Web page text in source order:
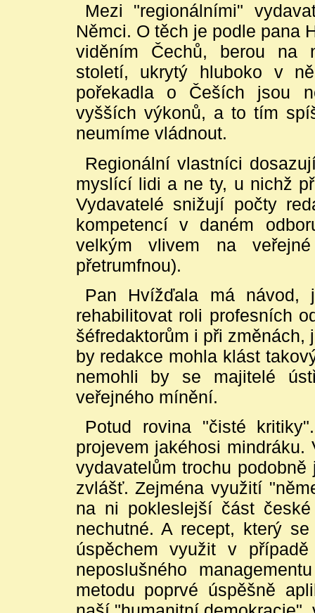
Mezi "regionálními"
Němci. O těch je podle pana
viděním Čechů, berou na
století, ukrytý hluboko v
pořekadla o Češích jsou
vyšších výkonů, a to tím
neumíme vládnout.
Regionální vlastníci
myslící lidi a ne ty, u nichž
Vydavatelé snižují počty
kompetencí v daném
velkým vlivem na
přetrumfnou).
Pan Hvížďala má
rehabilitovat roli profesních
šéfredaktorům i při
by redakce mohla klást
nemohli by se majitelé
veřejného mínění.
Potud rovina "čisté
projevem jakéhosi
vydavatelům trochu
zvlášť. Zejména využití
na ni pokleslejší část
nechutné. A recept, který
úspěchem využit v
neposlušného
metodu poprvé úspěšně